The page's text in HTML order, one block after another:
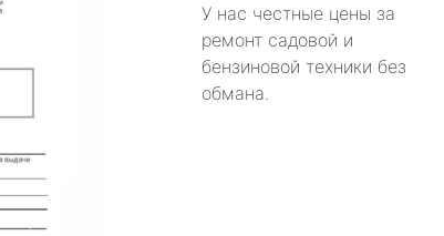
У нас честные цены за
ремонт садовой и
бензиновой техники без
обмана.